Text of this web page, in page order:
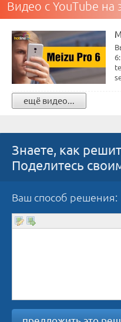
Видео с YouTube на
ещё видео...
Знаете, как
Поделитесь
Ваш способ решения: